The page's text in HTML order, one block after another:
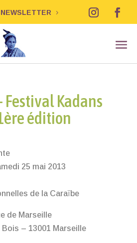
NEWSLETTER
Festival Kadans
édition
25 mai 2013
de la Caraïbe
de Marseille
Bois – 13001 Marseille